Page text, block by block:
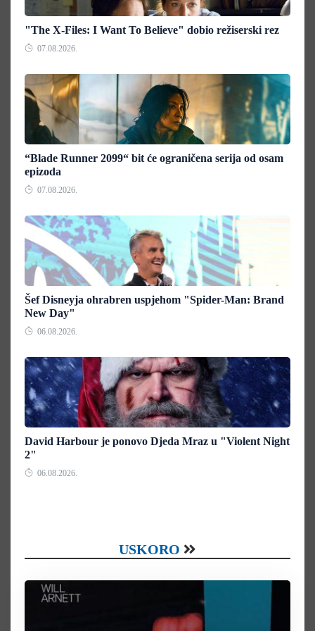
"The X-Files: I Want To Believe" dobio režiserski rez
07.08.2026.
“Blade Runner 2099“ bit će ograničena serija od osam
epizoda
07.08.2026.
Šef Disneyja ohrabren uspjehom "Spider-Man: Brand
New Day"
06.08.2026.
David Harbour je ponovo Djeda Mraz u "Violent Night
2"
06.08.2026.
USKORO